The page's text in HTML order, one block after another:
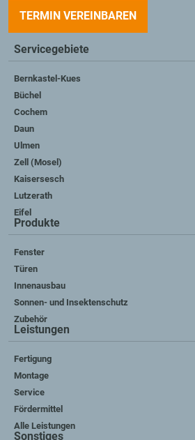
TERMIN VEREINBAREN
Servicegebiete
Bernkastel-Kues
Büchel
Cochem
Daun
Ulmen
Zell (Mosel)
Kaisersesch
Lutzerath
Eifel
Produkte
Fenster
Türen
Innenausbau
Sonnen- und Insektenschutz
Zubehör
Leistungen
Fertigung
Montage
Service
Fördermittel
Alle Leistungen
Sonstiges